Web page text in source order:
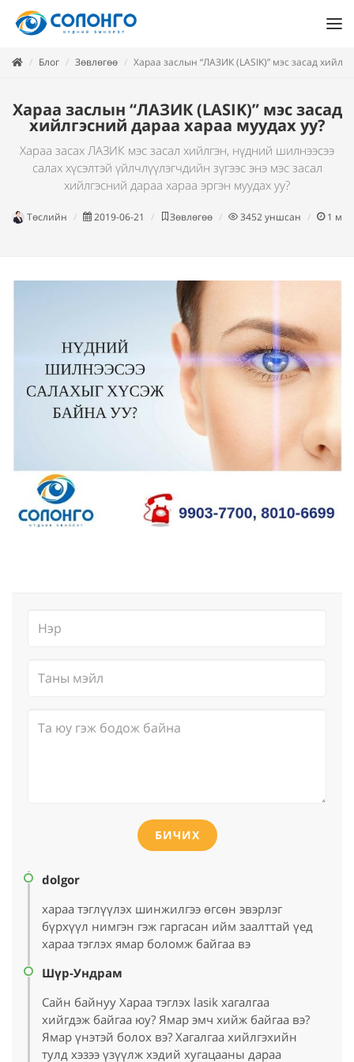
Блог Зөвлөгөө Хараа заслын “ЛАЗИК (LASIK)” мэс засад
Хараа заслын “ЛАЗИК (LASIK)” мэс засад
хийлгэсний дараа хараа муудах уу?
Хараа засах ЛАЗИК мэс засал хийлгэн, нүдний шилнээсээ
салах хүсэлтэй үйлчлүүлэгчдийн зүгээс энэ мэс засал
хийлгэсний дараа хараа эргэн муудах уу?
Төслийн 2019-06-21 Зөвлөгөө 3452уншсан 1
БИЧИХ
dolgor
хараа тэглүүлэх шинжилгээ өгсөн эвэрлэг
бүрхүүл нимгэн гэж гаргасан ийм заалттай үед
хараа тэглэх ямар боломж байгаа вэ
Шүр-Ундрам
Сайн байнуу Хараа тэглэх lasik хагалгаа
хийгдэж байгаа юу? Ямар эмч хийж байгаа вэ?
Ямар үнэтэй болох вэ? Хагалгаа хийлгэхийн
тулд хэзээ үзүүлж хэдий хугацааны дараа